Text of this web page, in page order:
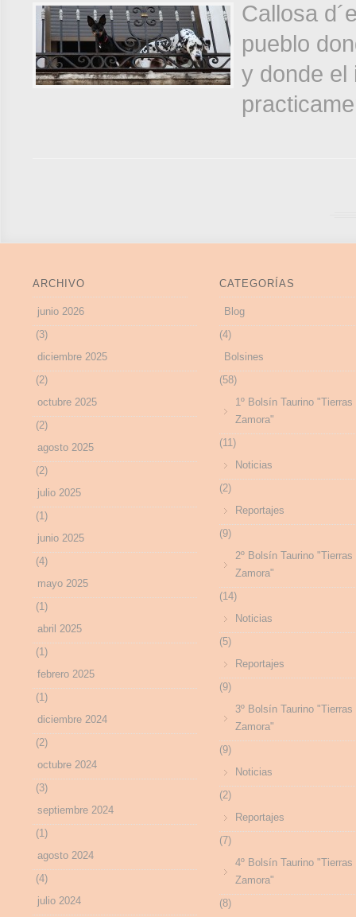
Callosa
pueblo
y donde el
ARCHIVO
junio 2026
(3)
diciembre 2025
(2)
octubre 2025
(2)
agosto 2025
(2)
julio 2025
(1)
junio 2025
(4)
mayo 2025
(1)
abril 2025
(1)
febrero 2025
(1)
diciembre 2024
(2)
octubre 2024
(3)
septiembre 2024
(1)
agosto 2024
(4)
julio 2024
CATEGORÍAS
Blog
(4)
Bolsines
(58)
1º Bolsín Taurino "Tierras
Zamora"
(11)
Noticias
(2)
Reportajes
(9)
2º Bolsín Taurino "Tierras
Zamora"
(14)
Noticias
(5)
Reportajes
(9)
3º Bolsín Taurino "Tierras
Zamora"
(9)
Noticias
(2)
Reportajes
(7)
4º Bolsín Taurino "Tierras
Zamora"
(8)